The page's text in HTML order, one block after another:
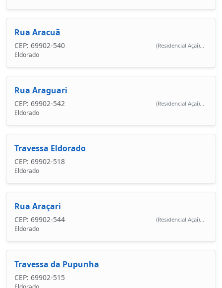
Rua Aracuã
CEP: 69902-540 (Residencial Açaí)...
Eldorado
Rua Araguari
CEP: 69902-542 (Residencial Açaí)...
Eldorado
Travessa Eldorado
CEP: 69902-518
Eldorado
Rua Araçari
CEP: 69902-544 (Residencial Açaí)...
Eldorado
Travessa da Pupunha
CEP: 69902-515